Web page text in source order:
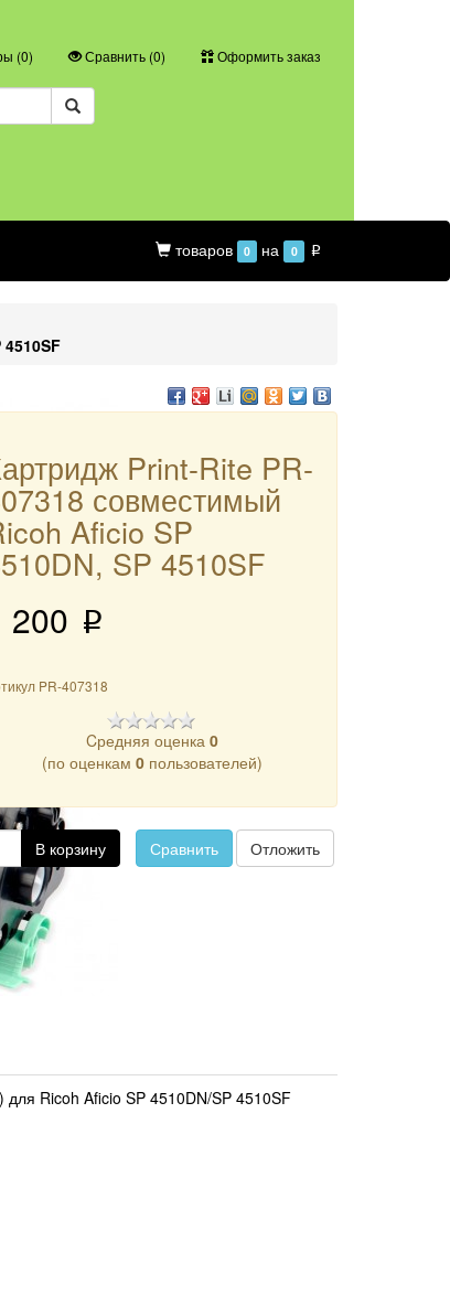
(0) Сравнить (0) Оформить заказ
товаров 0 на 0 p
Print-Rite PR-
совместимый
Aficio SP
SP 4510SF
200 p
PR-407318
Cредняя оценка0
(по оценкам0 пользователей)
В корзину Сравнить Отложить
Ricoh Aficio SP 4510DN/SP 4510SF